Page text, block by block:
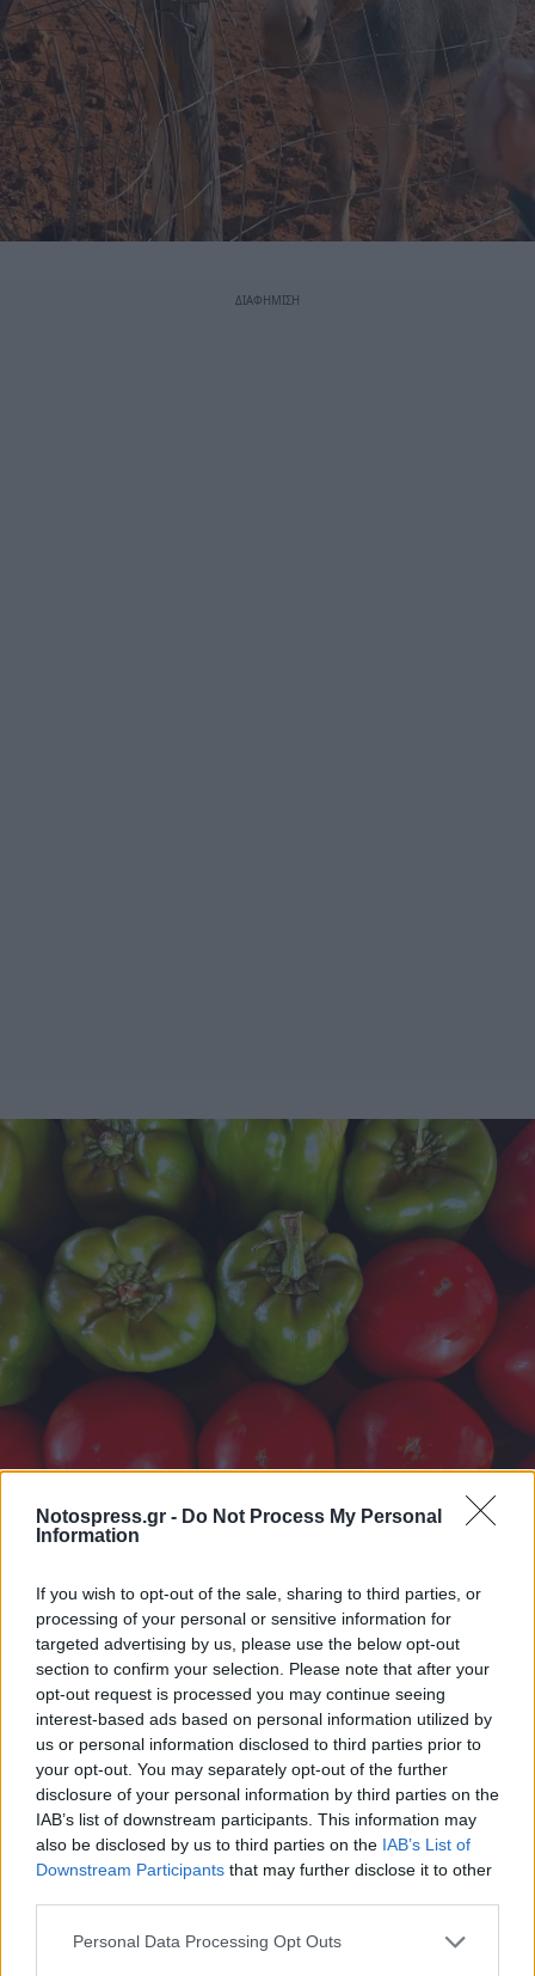
Notospress.gr - Do Not Process My Personal
Information
If you wish to opt-out of the sale, sharing to third parties, or
processing of your personal or sensitive information for
targeted advertising by us, please use the below opt-out
section to confirm your selection. Please note that after your
opt-out request is processed you may continue seeing
interest-based ads based on personal information utilized by
us or personal information disclosed to third parties prior to
your opt-out. You may separately opt-out of the further
disclosure of your personal information by third parties on the
IAB’s list of downstream participants. This information may
also be disclosed by us to third parties on the IAB’s List of
Downstream Participants that may further disclose it to other
Personal Data Processing Opt Outs